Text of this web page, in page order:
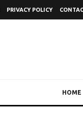
PRIVACY POLICY
HOME